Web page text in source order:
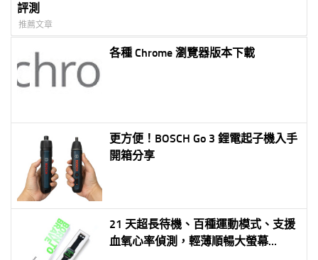
評測
推薦文章
各種 Chrome 瀏覽器版本下載
更方便！BOSCH Go 3 鋰電起子機入手
開箱分享
21 天超長待機、百種運動模式、支援
血氧心率偵測，輕薄順暢大螢幕